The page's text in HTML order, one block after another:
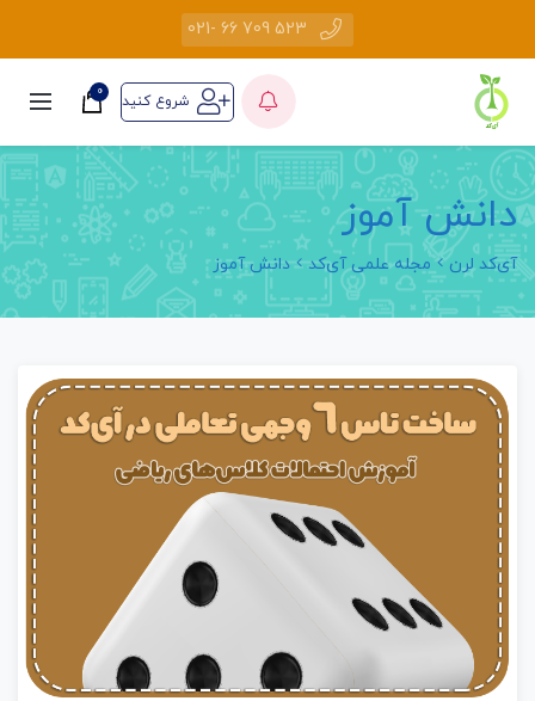
523 709 66 -021
شروع کنید 0
دانش آموز
آی‌کد لرن مجله علمی آی‌کد دانش آموز